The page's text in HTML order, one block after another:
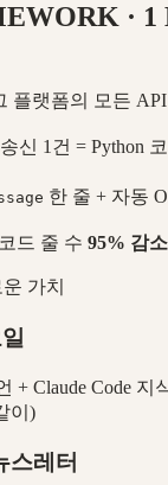
· 1
플랫폼의 모든
신 1건 = Python
한 줄 + 자동
드 줄 수 95% 감소
가치
+ Claude Code 지
이)
스레터